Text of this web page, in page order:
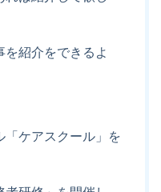
紹介をできるよ
「ケアスクール」を